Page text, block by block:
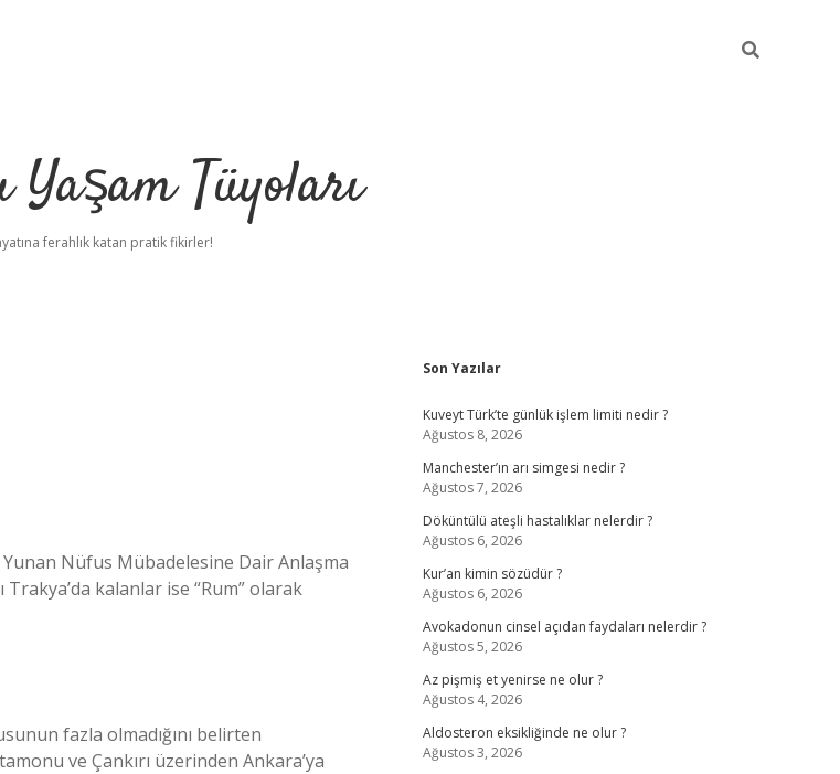
Tüyoları
ferahlık katan pratik fikirler!
Nüfus Mübadelesine Dair Anlaşma
kalanlar ise “Rum” olarak
fazla olmadığını belirten
ve Çankırı üzerinden Ankara’ya
Sidebar
Son Yazılar
Kuveyt Türk’te günlük işlem limiti nedir ?
Ağustos 8, 2026
Manchester’ın arı simgesi nedir ?
Ağustos 7, 2026
Döküntülü ateşli hastalıklar nelerdir ?
Ağustos 6, 2026
Kur’an kimin sözüdür ?
Ağustos 6, 2026
Avokadonun cinsel açıdan faydaları nelerdir ?
Ağustos 5, 2026
Az pişmiş et yenirse ne olur ?
Ağustos 4, 2026
Aldosteron eksikliğinde ne olur ?
Ağustos 3, 2026